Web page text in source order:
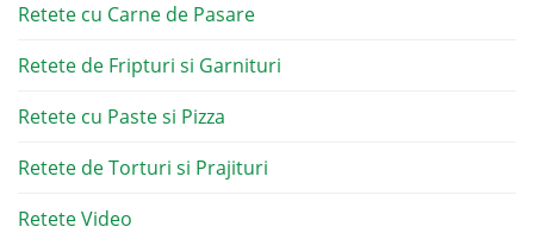
Retete cu Carne de Pasare
Retete de Fripturi si Garnituri
Retete cu Paste si Pizza
Retete de Torturi si Prajituri
Retete Video